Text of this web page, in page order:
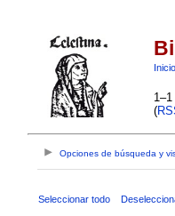
Inicio
(
Opciones de búsqueda y
Seleccionar todo